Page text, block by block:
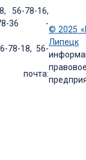
56-78-16,
78-36 -
78-18, 56-
почта:
© 2025
Липецк